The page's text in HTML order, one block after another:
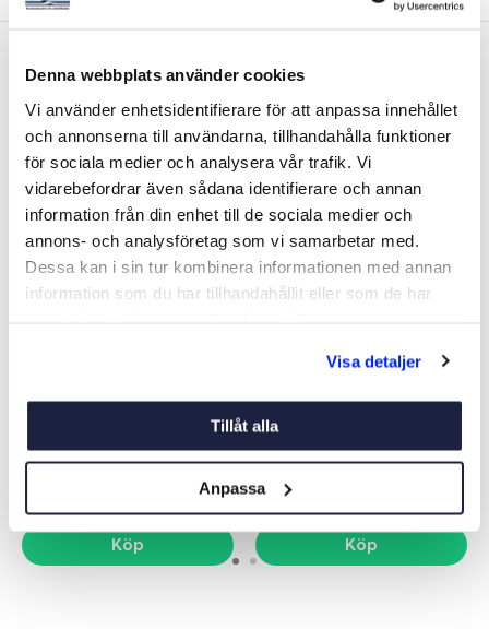
Denna webbplats använder cookies
Vi använder enhetsidentifierare för att anpassa innehållet
och annonserna till användarna, tillhandahålla funktioner
för sociala medier och analysera vår trafik. Vi
vidarebefordrar även sådana identifierare och annan
information från din enhet till de sociala medier och
annons- och analysföretag som vi samarbetar med.
Dessa kan i sin tur kombinera informationen med annan
information som du har tillhandahållit eller som de har
Visa detaljer
Tillåt alla
Anpassa
Liknande produkter
579 kr
Köp
TRÄPLATTA T 07384
445 kr
Köp